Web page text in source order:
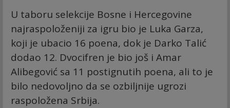
U taboru selekcije Bosne i Hercegovine
najraspoloženiji za igru bio je Luka Garza,
koji je ubacio 16 poena, dok je Darko Talić
dodao 12. Dvocifren je bio još i Amar
Alibegović sa 11 postignutih poena, ali to je
bilo nedovoljno da se ozbiljnije ugrozi
raspoložena Srbija.